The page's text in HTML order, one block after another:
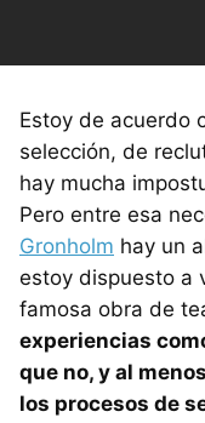
Estoy de acuerdo
selección, de
hay mucha
Pero entre esa
Gronholm hay un
estoy dispuesto a
famosa obra de
experiencias
que no, y al
los procesos de